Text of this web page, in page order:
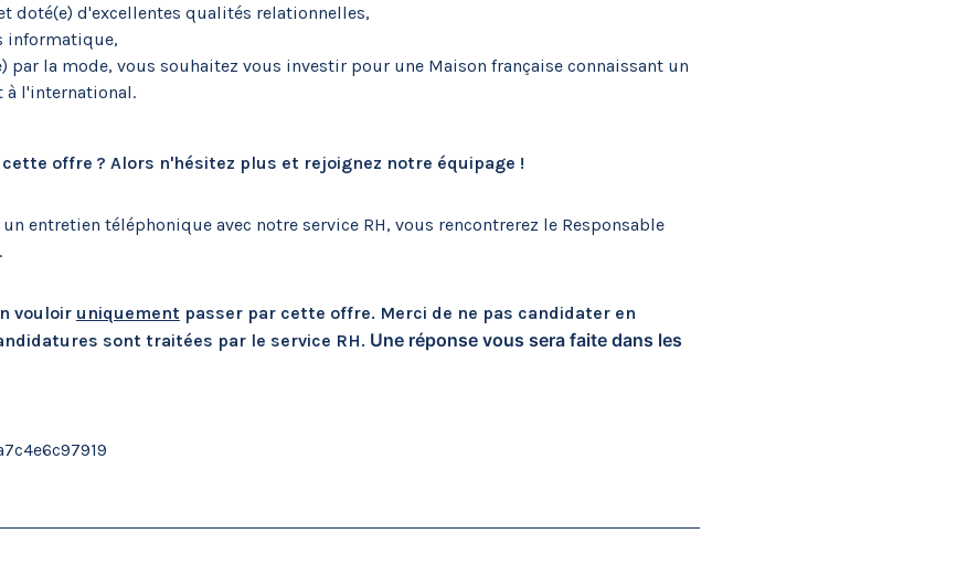
doté(e) d'excellentes qualités relationnelles,
informatique,
par la mode, vous souhaitez vous investir pour une Maison française connaissant un
à l'international.
offre ? Alors n'hésitez plus et rejoignez notre équipage !
un entretien téléphonique avec notre service RH, vous rencontrerez le Responsable
vouloir uniquement passer par cette offre. Merci de ne pas candidater en
sont traitées par le service RH. Une réponse vous sera faite dans les